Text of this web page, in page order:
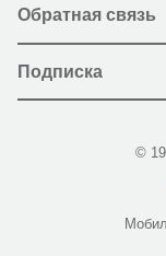
Обратная связь
Подписка
©